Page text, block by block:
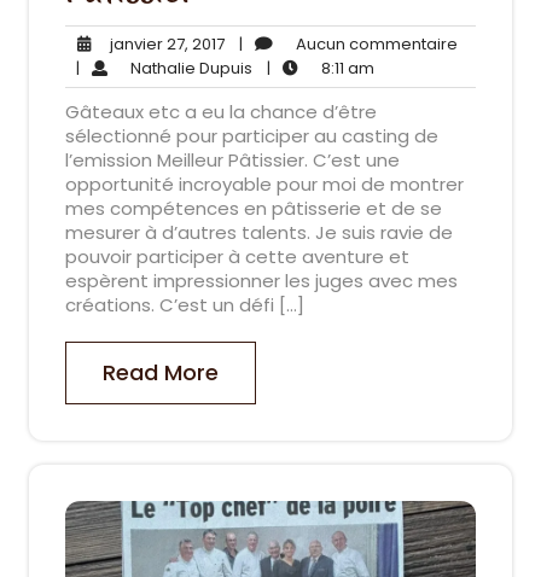
janvier 27, 2017janvier
27,
2017
| Aucun commentaire
| Nathalie Dupuis Nathalie
Dupuis
| 8:11 am
am
Gâteaux etc a eu la chance d’être
sélectionné pour participer au casting de
l’emission Meilleur Pâtissier. C’est une
opportunité incroyable pour moi de montrer
mes compétences en pâtisserie et de se
mesurer à d’autres talents. Je suis ravie de
pouvoir participer à cette aventure et
espèrent impressionner les juges avec mes
créations. C’est un défi […]
Read More